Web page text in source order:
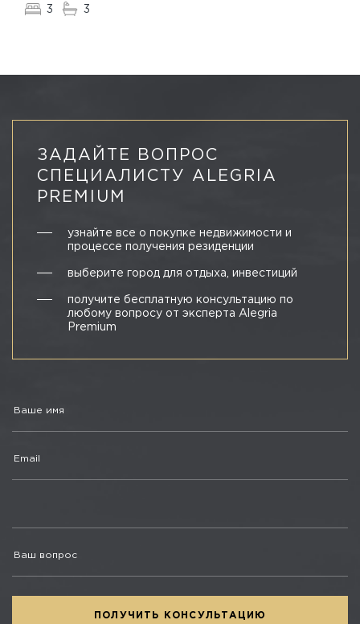
3 3
ЗАДАЙТЕ ВОПРОС
СПЕЦИАЛИСТУ ALEGRIA
PREMIUM
узнайте все о покупке недвижимости и
процессе получения резиденции
выберите город для отдыха, инвестиций
получите бесплатную консультацию по
любому вопросу от эксперта Alegria
Premium